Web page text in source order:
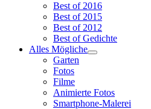
Best of 2016
Best of 2015
Best of 2012
Best of Gedichte
Alles Mögliche
Garten
Fotos
Filme
Animierte Fotos
Smartphone-Malerei